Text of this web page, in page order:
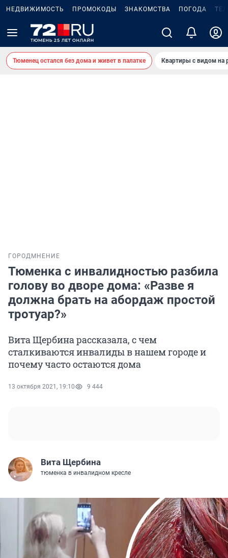
НЕДВИЖИМОСТЬ ПРОМОКОДЫ ЗНАКОМСТВА ПОГОДА
Тюменец остался без дома и живет в палатке Квартиры с видом на
ГОРОД МНЕНИЕ
Тюменка с инвалидностью разбила
голову во дворе дома: «Разве я
должна брать на абордаж простой
тротуар?»
Вита Щербина рассказала, с чем
сталкиваются инвалиды в нашем городе и
почему часто остаются дома
13 октября 2021, 19:10 9 444
Вита Щербина
тюменка в инвалидном кресле